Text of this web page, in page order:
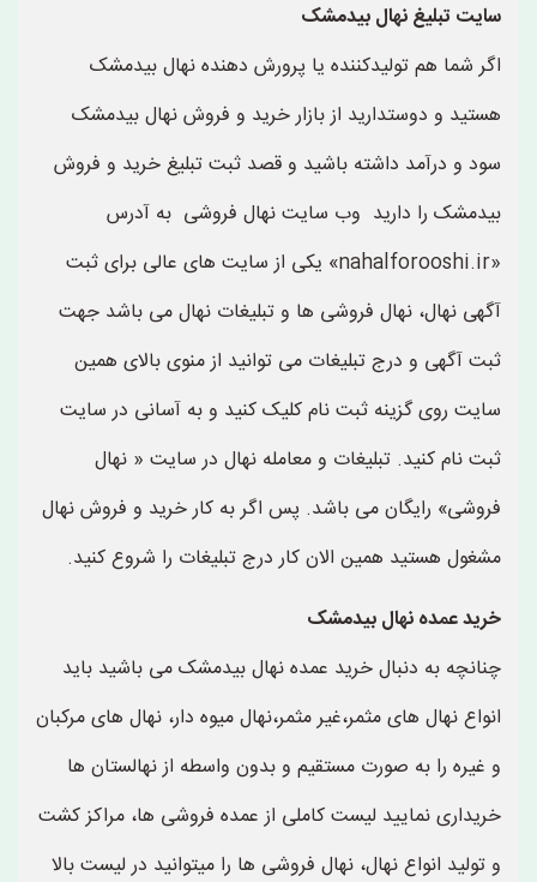
سایت تبلیغ نهال بیدمشک
اگر شما هم تولیدکننده یا پرورش دهنده نهال بیدمشک
هستید و دوستدارید از بازار خرید و فروش نهال بیدمشک
سود و درآمد داشته باشید و قصد ثبت تبلیغ خرید و فروش
بیدمشک را دارید وب سایت نهال فروشی به آدرس
«nahalforooshi.ir» یکی از سایت های عالی برای ثبت
آگهی نهال، نهال فروشی ها و تبلیغات نهال می باشد جهت
ثبت آگهی و درج تبلیغات می توانید از منوی بالای همین
سایت روی گزینه ثبت نام کلیک کنید و به آسانی در سایت
ثبت نام کنید. تبلیغات و معامله نهال در سایت « نهال
فروشی» رایگان می باشد. پس اگر به کار خرید و فروش نهال
مشغول هستید همین الان کار درج تبلیغات را شروع کنید.
خرید عمده نهال بیدمشک
چنانچه به دنبال خرید عمده نهال بیدمشک می باشید باید
انواع نهال های مثمر،غیر مثمر،نهال میوه دار، نهال های مرکبان
و غیره را به صورت مستقیم و بدون واسطه از نهالستان ها
خریداری نمایید لیست کاملی از عمده فروشی ها، مراکز کشت
و تولید انواع نهال، نهال فروشی ها را میتوانید در لیست بالا